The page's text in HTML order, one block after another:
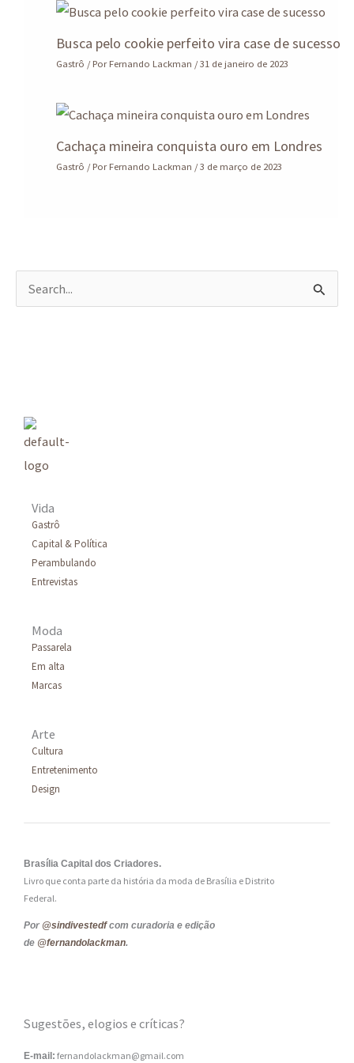
Busca pelo cookie perfeito vira case de sucesso
Gastrô / PorFernando Lackman /31 de janeiro de 2023
Cachaça mineira conquista ouro em Londres
Gastrô / PorFernando Lackman /3 de março de 2023
Vida
Gastrô
Capital & Política
Perambulando
Entrevistas
Moda
Passarela
Em alta
Marcas
Arte
Cultura
Entretenimento
Design
Brasília Capital dos Criadores.
Livro que conta parte da história da moda de Brasília e Distrito
Federal.
Por @sindivestedfcom curadoria e edição
de @fernandolackman.
Sugestões, elogios e críticas?
E-mail: fernandolackman@gmail.com